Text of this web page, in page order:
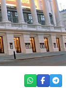
WHATSAPP